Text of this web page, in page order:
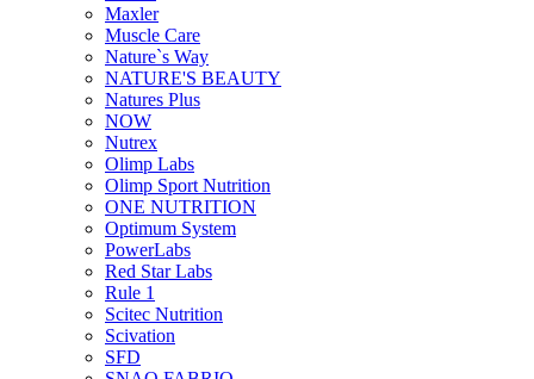
Maxler
Muscle Care
Nature`s Way
NATURE'S BEAUTY
Natures Plus
NOW
Nutrex
Olimp Labs
Olimp Sport Nutrition
ONE NUTRITION
Optimum System
PowerLabs
Red Star Labs
Rule 1
Scitec Nutrition
Scivation
SFD